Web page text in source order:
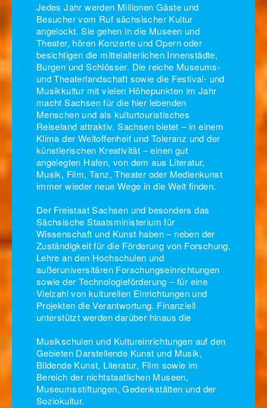
Jedes Jahr werden Millionen Gäste und
Besucher vom Ruf sächsischer Kultur
angelockt. Sie gehen in die Museen und
Theater, hören Konzerte und Opern oder
besichtigen die mittelalterlichen Innenstädte,
Burgen und Schlösser. Die reiche Museums-
und Theaterlandschaft sowie die Festival- und
Musikkultur mit vielen Höhepunkten im Jahr
macht Sachsen für die hier lebenden
Menschen und als kulturtouristisches
Reiseland attraktiv. Sachsen bietet – in einem
Klima der Weltoffenheit und Toleranz und der
künstlerischen Kreativität – einen gut
angelegten Hafen, von dem aus Literatur,
Musik, Film, Tanz, Theater oder Medienkunst
immer wieder neue Wege in die Welt finden.
Der Freistaat Sachsen und besonders das
Sächsische Staatsministerium für
Wissenschaft und Kunst haben – neben der
Zuständigkeit für die Förderung von Forschung,
Lehre an den Hochschulen und
außeruniversitären Forschungseinrichtungen
sowie der Technologieförderung – für eine
Vielzahl von kulturellen Einrichtungen und
Projekten die Verantwortung. Finanziell
unterstützt werden darüber hinaus die
Musikschulen und Kultureinrichtungen auf den
Gebieten Darstellende Kunst und Musik,
Bildende Kunst, Literatur, Film sowie im
Bereich der nichtstaatlichen Museen,
Museumsstiftungen, Gedenkstätten und der
Soziokultur.